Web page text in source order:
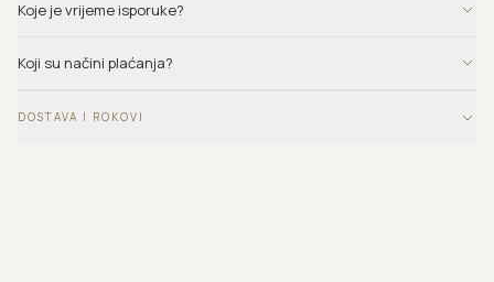
Koje je vrijeme isporuke?
Koji su načini plaćanja?
DOSTAVA I ROKOVI